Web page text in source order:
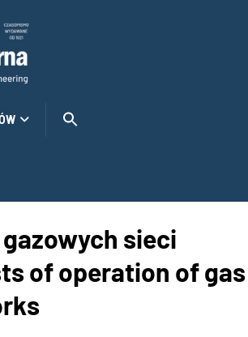
sieci
of operation of gas